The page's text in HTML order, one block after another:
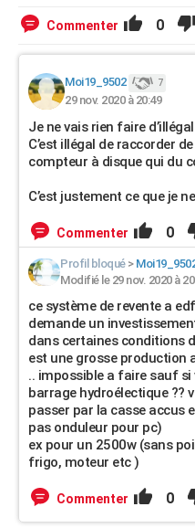
Commenter 0
Moi19_9502 7
29 nov. 2020 à 20:49
Je ne vais rien faire d’illégal
C’est illégal de raccorder
compteur à disque qui du
C’est justement ce que je
Commenter 0
Profil bloqué>
Modifié le 29 nov. 2020 à
ce système de revente a
demande un
dans certaines conditions
est une grosse production
.. impossible a faire sauf
barrage hydroélectique ??
passer par la casse accus
pas onduleur pour pc)
ex pour un 2500w (sans
frigo, moteur etc )
Commenter 0